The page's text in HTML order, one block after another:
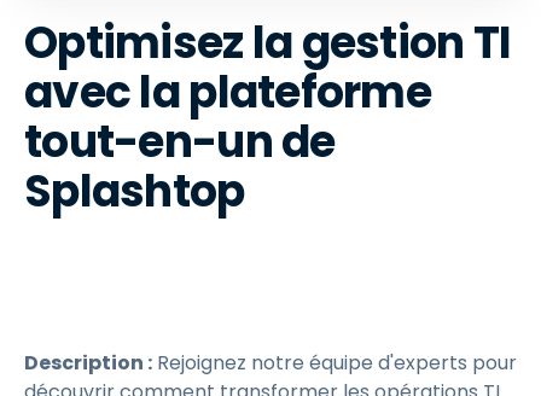
Optimisez la gestion TI
avec la plateforme
tout-en-un de
Splashtop
Description : Rejoignez notre équipe d'experts pour